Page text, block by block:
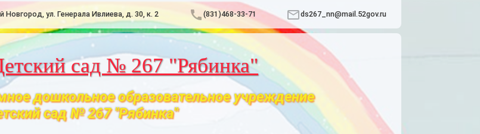
Новгород, ул. Генерала Ивлиева, д. 30, к. 2 (831)468-33-71 ds267_nn@mail.52gov.ru
сад № 267 "Рябинка"
дошкольное образовательное учреждение
сад № 267 "Рябинка"